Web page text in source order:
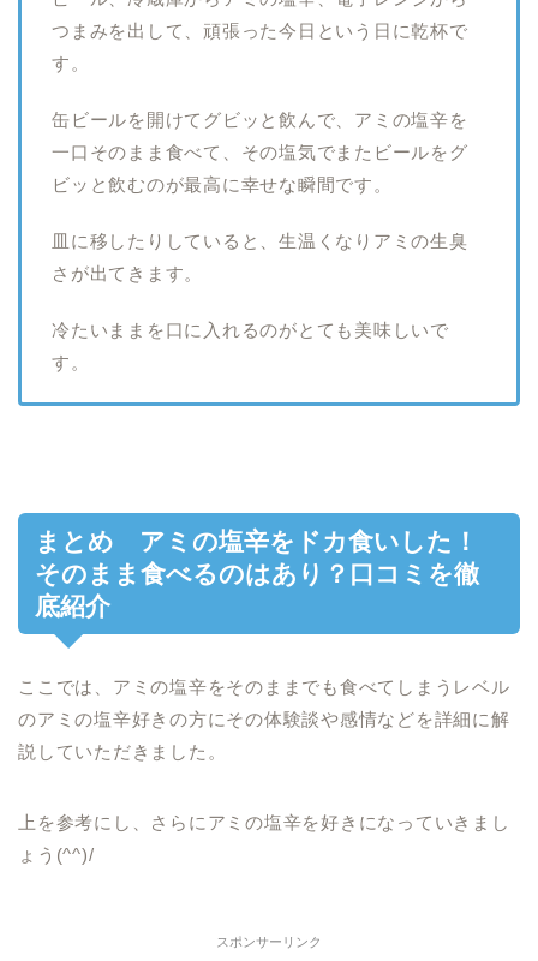
つまみを出して、頑張った今日という日に乾杯で
す。
缶ビールを開けてグビッと飲んで、アミの塩辛を
一口そのまま食べて、その塩気でまたビールをグ
ビッと飲むのが最高に幸せな瞬間です。
皿に移したりしていると、生温くなりアミの生臭
さが出てきます。
冷たいままを口に入れるのがとても美味しいで
す。
まとめ アミの塩辛をドカ食いした！
そのまま食べるのはあり？口コミを徹
底紹介
ここでは、アミの塩辛をそのままでも食べてしまうレベル
のアミの塩辛好きの方にその体験談や感情などを詳細に解
説していただきました。
上を参考にし、さらにアミの塩辛を好きになっていきまし
ょう(^^)/
スポンサーリンク